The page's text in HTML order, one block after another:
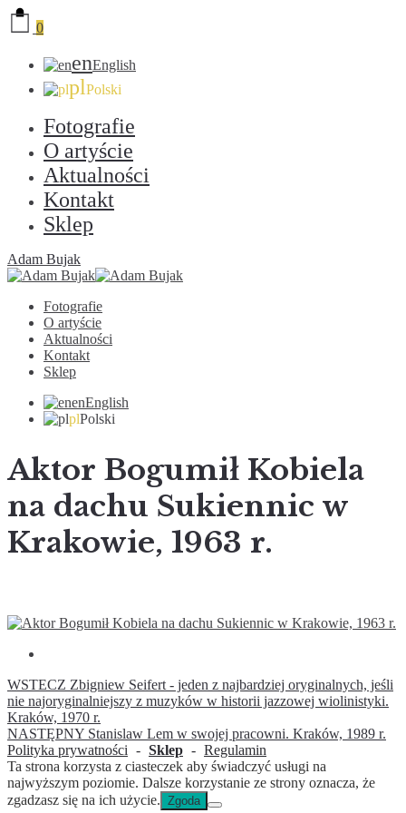
0
enEnglish
plPolski
Fotografie
O artyście
Aktualności
Kontakt
Sklep
Adam Bujak
Fotografie
O artyście
Aktualności
Kontakt
Sklep
enEnglish
plPolski
Aktor Bogumił Kobiela
na dachu Sukiennic w
Krakowie, 1963 r.
WSTECZ Zbigniew Seifert - jeden z najbardziej oryginalnych, jeśli
nie najoryginalniejszy z muzyków w historii jazzowej wiolinistyki.
Kraków, 1970 r.
NASTĘPNY Stanislaw Lem w swojej pracowni. Kraków, 1989 r.
Polityka prywatności - Sklep - Regulamin
Ta strona korzysta z ciasteczek aby świadczyć usługi na
najwyższym poziomie. Dalsze korzystanie ze strony oznacza, że
zgadzasz się na ich użycie. Zgoda